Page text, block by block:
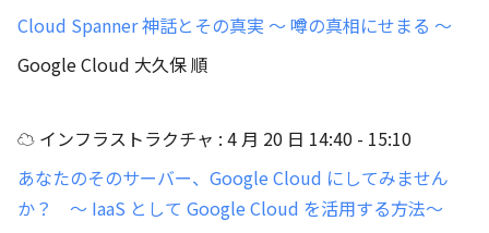
Cloud Spanner 神話とその真実 ～ 噂の真相にせまる ～
Google Cloud 大久保 順
☁ インフラストラクチャ : 4 月 20 日 14:40 - 15:10
あなたのそのサーバー、Google Cloud にしてみません
か？ ～ IaaS として Google Cloud を活用する方法～